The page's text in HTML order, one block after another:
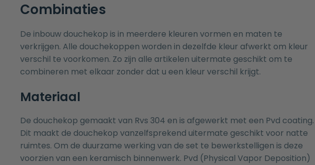
Combinaties
De inbouw douchekop is in meerdere kleuren vormen en maten te
verkrijgen. Alle douchekoppen worden in dezelfde kleur afwerkt om kleur
verschil te voorkomen. Zo zijn alle artikelen uitermate geschikt om te
combineren met elkaar zonder dat u een kleur verschil krijgt.
Materiaal
De douchekop gemaakt van Rvs 304 en is afgewerkt met een Pvd coating.
Dit maakt de douchekop vanzelfsprekend uitermate geschikt voor natte
ruimtes. Om de duurzame werking van de set te bewerkstelligen is deze
voorzien van een keramisch binnenwerk. Pvd (Physical Vapor Deposition)